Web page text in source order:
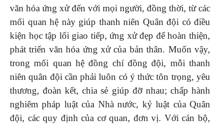
văn hóa ứng xử đến với mọi người, đồng thời, từ các
mối quan hệ này giúp thanh niên Quân đội có điều
kiện học tập lối giao tiếp, ứng xử đẹp để hoàn thiện,
phát triển văn hóa ứng xử của bản thân. Muốn vậy,
trong mối quan hệ đồng chí đồng đội, mỗi thanh
niên quân đội cần phải luôn có ý thức tôn trọng, yêu
thương, đoàn kết, chia sẻ giúp đỡ nhau; chấp hành
nghiêm pháp luật của Nhà nước, kỷ luật của Quân
đội, các quy định của cơ quan, đơn vị. Với cán bộ,